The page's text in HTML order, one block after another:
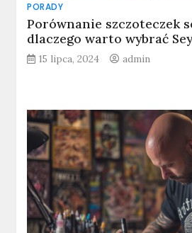
PORADY
Porównanie szczoteczek
dlaczego warto wybrać
15 lipca, 2024 admin